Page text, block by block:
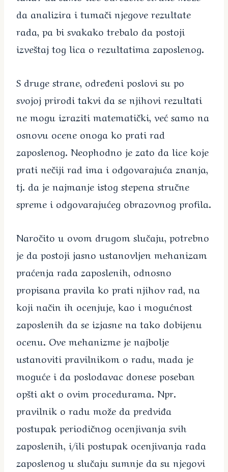
da analizira i tumači njegove rezultate
rada, pa bi svakako trebalo da postoji
izveštaj tog lica o rezultatima zaposlenog.
S druge strane, određeni poslovi su po
svojoj prirodi takvi da se njihovi rezultati
ne mogu izraziti matematički, već samo na
osnovu ocene onoga ko prati rad
zaposlenog. Neophodno je zato da lice koje
prati nečiji rad ima i odgovarajuća znanja,
tj. da je najmanje istog stepena stručne
spreme i odgovarajućeg obrazovnog profila.
Naročito u ovom drugom slučaju, potrebno
je da postoji jasno ustanovljen mehanizam
praćenja rada zaposlenih, odnosno
propisana pravila ko prati njihov rad, na
koji način ih ocenjuje, kao i mogućnost
zaposlenih da se izjasne na tako dobijenu
ocenu. Ove mehanizme je najbolje
ustanoviti pravilnikom o radu, mada je
moguće i da poslodavac donese poseban
opšti akt o ovim procedurama. Npr.
pravilnik o radu može da predviđa
postupak periodičnog ocenjivanja svih
zaposlenih, i/ili postupak ocenjivanja rada
zaposlenog u slučaju sumnje da su njegovi